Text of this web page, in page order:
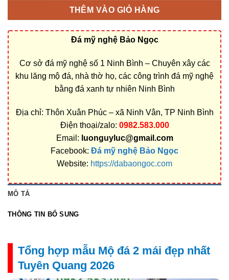
THÊM VÀO GIỎ HÀNG
Đá mỹ nghệ Bảo Ngọc
Cơ sở đá mỹ nghệ số 1 Ninh Bình – Chuyên xây các
khu lăng mộ đá, nhà thờ họ, các công trình đá mỹ nghệ
bằng đá xanh tự nhiên Ninh Bình
Địa chỉ: Thôn Xuân Phúc – xã Ninh Vân, TP Ninh Bình
Điện thoại/zalo: 0982.583.000
Email: luonguyluc@gmail.com
Facebook: Đá mỹ nghệ Bảo Ngọc
Website: https://dabaongoc.com
MÔ TẢ
THÔNG TIN BỔ SUNG
Tổng hợp mẫu Mộ đá 2 mái đẹp nhất
Tuyên Quang 2026